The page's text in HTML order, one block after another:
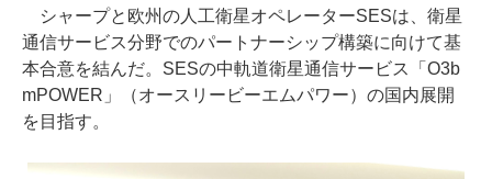
シャープと欧州の人工衛星オペレーターSESは、衛星
通信サービス分野でのパートナーシップ構築に向けて基
本合意を結んだ。SESの中軌道衛星通信サービス「O3b
mPOWER」（オースリービーエムパワー）の国内展開
を目指す。